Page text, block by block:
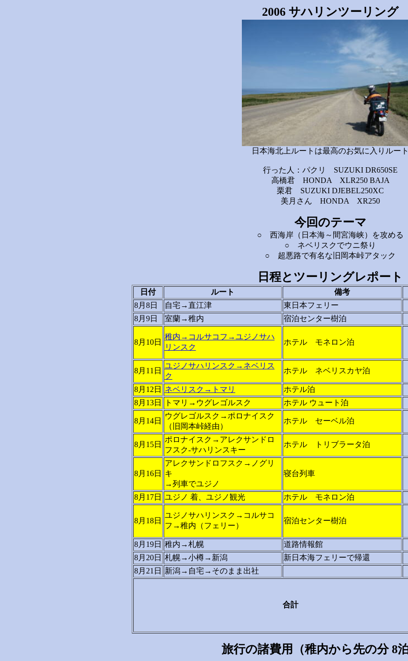
2006 サハリンツーリング
日本海北上ルートは最高のお気に入りルート
行った人：パクリ SUZUKI DR650SE
高橋君 HONDA XLR250 BAJA
栗君 SUZUKI DJEBEL250XC
美月さん HONDA XR250
今回のテーマ
○ 西海岸（日本海～間宮海峡）を攻める
○ ネベリスクでウニ祭り
○ 超悪路で有名な旧岡本峠アタック
日程とツーリングレポート
日付 ルート 備考
8月8日
自宅→直江津 東日本フェリー
8月9日
室蘭→稚内 宿泊センター樹泊
8月10日
稚内→コルサコフ→ユジノサハ
リンスク
ホテル モネロン泊
8月11日
ユジノサハリンスク→ネベリス
ク
ホテル ネベリスカヤ泊
8月12日 ネベリスク→トマリ ホテル泊
8月13日
トマリ→ウグレゴルスク ホテル ウュート泊
8月14日
ウグレゴルスク→ポロナイスク
（旧岡本峠経由）
ホテル セーベル泊
8月15日
ポロナイスク→アレクサンドロ
フスク-サハリンスキー
ホテル トリブラータ泊
8月16日
アレクサンドロフスク→ノグリ
キ
→列車でユジノ
寝台列車
8月17日 ユジノ 着、ユジノ観光 ホテル モネロン泊
8月18日
ユジノサハリンスク→コルサコ
フ→稚内（フェリー）
宿泊センター樹泊
8月19日 稚内→札幌 道路情報館
8月20日 札幌→小樽→新潟 新日本海フェリーで帰還
8月21日
新潟→自宅→そのまま出社
合計
旅行の諸費用（稚内から先の分 8泊